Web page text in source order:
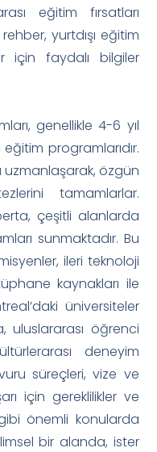
eğitim fırsatları
yurtdışı eğitim
için faydalı bilgiler
genellikle 4-6 yıl
programlarıdır.
özgün
tamamlarlar.
çeşitli alanlarda
sunmaktadır. Bu
ileri teknoloji
kaynakları ile
üniversiteler
uluslararası öğrenci
deneyim
süreçleri, vize ve
için gereklilikler ve
gibi önemli konularda
bir alanda, ister